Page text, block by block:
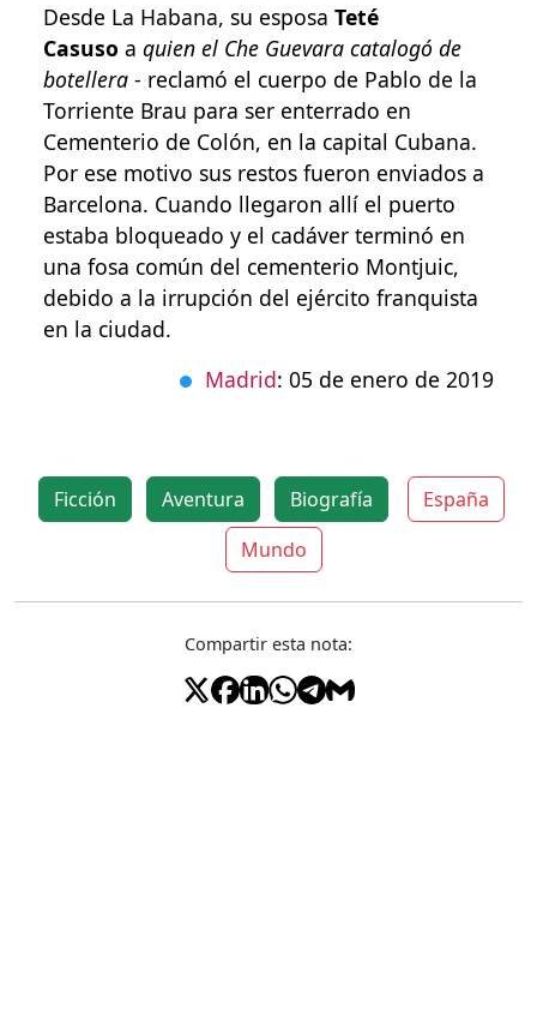
Desde La Habana, su esposa Teté
Casuso a quien el Che Guevara catalogó de
botellera - reclamó el cuerpo de Pablo de la
Torriente Brau para ser enterrado en
Cementerio de Colón, en la capital Cubana.
Por ese motivo sus restos fueron enviados a
Barcelona. Cuando llegaron allí el puerto
estaba bloqueado y el cadáver terminó en
una fosa común del cementerio Montjuic,
debido a la irrupción del ejército franquista
en la ciudad.
Madrid: 05 de enero de 2019
Ficción Aventura Biografía
España
Mundo
Compartir esta nota: